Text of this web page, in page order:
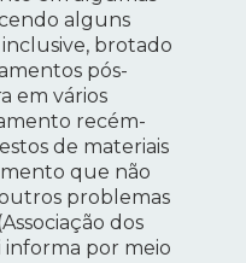
alguns
brotado
pós-
em vários
recém-
de materiais
que não
problemas
dos
informa por meio